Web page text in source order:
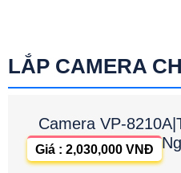
LẮP CAMERA
Camera VP-
Giá : 2,030,000 VNĐ